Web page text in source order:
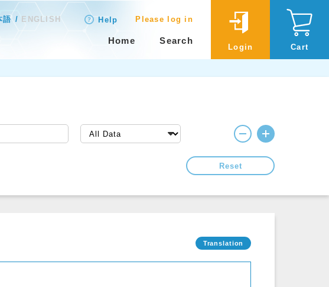
語 ENGLISH Help Please log in
Home Search
Login Cart
Reset